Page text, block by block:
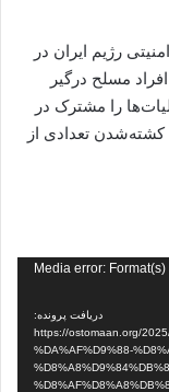
و امنیتی رژیم ایران در
مسلح درگیر
را مشترک در
تعدادی از
Media error:
دریافت پرونده:
https://ostomaan.org/
%DA%AF%D9%88-